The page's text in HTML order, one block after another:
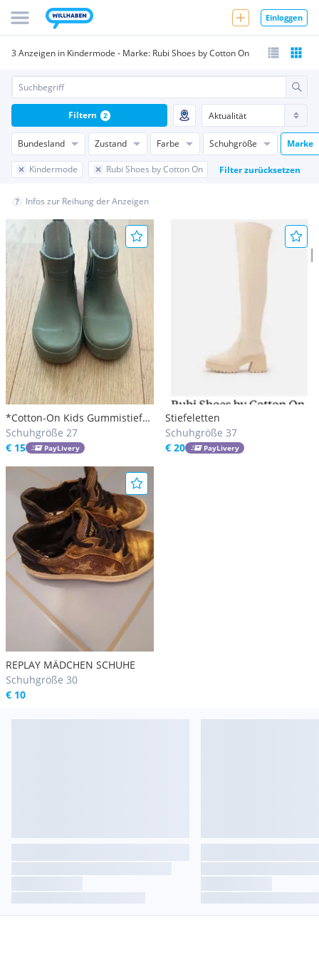
Einloggen
3 Anzeigen in Kindermode - Marke: Rubi Shoes by Cotton On
Bundesland Zustand Farbe Schuhgröße Marke
Kindermode Rubi Shoes by Cotton On Filter zurücksetzen
Filtern 2
Infos zur Reihung der Anzeigen
*Cotton-On Kids Gummistiefel,
sage, Gr 27*
Schuhgröße 27
€ 15
PayLivery
Stiefeletten
Schuhgröße 37
€ 20
PayLivery
REPLAY MÄDCHEN SCHUHE
Schuhgröße 30
€ 10